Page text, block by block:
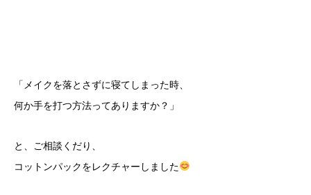
「メイクを落とさずに寝てしまった時、
何か手を打つ方法ってありますか？」
と、ご相談くだり、
コットンパックをレクチャーしました